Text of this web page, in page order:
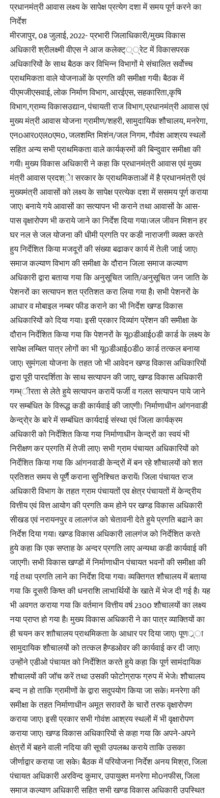
प्रधानमंत्री आवास लक्ष्य के सापेक्ष प्रत्येग दशा में समय पूर्ण करने का
निर्देश
मीरजापुर, 08 जुलाई, 2022- प्रभारी जिलाधिकारी/मुख्य विकास
अधिकारी श्रीलक्ष्मी वीएस ने आज कलेक्ट्््रेट में विकासपरक
अधिकारियों के साथ बैठक कर विभिन्न विभागों मे संचालित सर्वोच्च
प्राथमिकता वाले योजनाओं के प्रगति की समीक्षा गयी। बैठक में
पीएमजीएसवाई, लोक निर्माण विभाग, आरईएस, सहकारिता,कृषि
विभाग,ग्राम्य विकासउद्यान, पंचायती राज विभाग,प्रधानमंत्री आवास एवं
मुख्य मंत्री आवास योजना ग्रामीण/शहरी, सामुदायिक शौचालय, मनरेगा,
एन0आर0एल0एम0, जलशम्ति मिशंन/जल निगम, गौवंश आश्रय स्थलों
सहित अन्य सभी प्राथमिकता वाले कार्यक्रमों की बिन्दुवार समीक्षा की
गयी। मुख्य विकास अधिकारी ने कहा कि प्रधानमंत्री आवास एवं मुख्य
मंत्री आवास प्रदश्ेा सरकार के प्राथमिकताओं में है प्रधानमंत्री एवं
मुख्यमंत्री आवासों को लक्ष्य के सापेक्ष प्रत्येक दशा में ससमय पूर्ण कराया
जाए। बनाये गये आवासों का सत्यापन भी कराने तथा आवासों के आस-
पास वृक्षारोपण भी कराये जाने का निर्देश दिया गया।जल जीवन मिशन हर
घर नल से जल योजना की धीमी प्रगति पर कडी नाराजगी व्यक्त करते
हुय निर्देशित किया मजदूरों की संख्या बढाकर कार्य में तेली जाई जाए।
समाज कल्याण विभाग की समीक्षा के दौरान जिला समाज कल्याण
अधिकारी द्वारा बताया गया कि अनुसूचित जाति/अनुसूचित जन जाति के
पेशनरों का सत्यापन शत प्रतिशत करा लिया गया है। सभी पेशनरों के
आधार व मोबाइल नम्बर फीड कराने का भी निर्देश खण्ड विकास
अधिकारियों को दिया गया। इसी प्रकार दिव्यांग प्रेंशन की समीक्षा के
दौरान निर्देशित किया गया कि पेशनरों के यू0डीआई0डी कार्ड के लक्ष्य के
सापेक्ष लम्बित पात्र लोगों का भी यू0डीआई0डी0 कार्ड तत्कल बनाया
जाए। सुमंगला योजना के तहत जो भी आवेदन खण्ड विकास अधिकारियों
द्वारा पूरी पारदर्शिता के साथ सत्यापन की जाए, खण्ड विकास अधिकारी
गम्भ्ीरता से लेते हुये सत्यापन करायें फर्जी व गलत सत्यापन पाये जाने
पर सम्बंधित के विरूद्ध कडी कार्यवाई की जाएगी। निर्माणाधीन आंगनवाडी
केन्द्रो्र के बारे में सम्बंधित कार्यदाई संस्था एवं जिला कार्यक्रम
अधिकारी को निर्देशित किया गया निर्माणाधीन केन्द्रों का स्वयं भी
निरीक्षण कर प्रगति में तेजी लाए। सभी ग्राम पंचायत अधिकारियों को
निर्देशित किया गया कि आंगनवाडी केन्द्रों में बन रहे शौचालयों को शत
प्रतिशत समय से पूर्णै कराना सुनिश्चित करायें। जिला पंचायत राज
अधिकारी विभाग के तहत ग्राम पंचायतों एव क्षेत्र पंचायतों में केन्द्रीय
वित्तीय एवं वित्त आयोग की प्रगति कम होने पर खण्ड विकास अधिकारी
सीखड एवं नरायनपुर व लालगंज को चेतावनी देते हुये प्रगति बढाने का
निर्देश दिया गया। खण्ड विकास अधिकारी लालगंज को निर्देशित करते
हुये कहा कि एक सप्ताह के अन्दर प्रगति लाए अन्यथा कडी कार्यवाई की
जाएगी। सभी विकास खण्डों में निर्माणाधीन पंचायत भवनों की समीक्षा की
गई तथा प्रगति लाने का निर्देश दिया गया। व्यक्तिगत शौचालय में बताया
गया कि दूसरी किष्त की धनराशि लाभार्थियों के खाते में भेज दी गई है। यह
भी अवगत कराया गया कि वर्तमान वित्तीय वर्ष 2300 शौचालयों का लक्ष्य
नया प्राप्त हो गया है। मुख्य विकास अधिकारी ने का पात्र व्याक्तियों का
ही चयन कर शाौचालय प्राथमिकता के आधार पर दिया जाए। पूणर््ा
सामुदायिक शौचालयों को तत्कल हैण्डओवर की कार्यवाई कर दी जाए।
उन्होंने एडीओ पंचायत को निर्देशित करते हुये कहा कि पूर्ण सामंदायिक
शौचालयों की जाॅच करें तथा उसकी फोटोग्राफ ग्रुप में भेजे। शौचालय
बन्द न हो ताकि ग्रामीणों के द्वारा सदुपयोग किया जा सके। मनरेगा की
समीक्षा के तहत निर्माणाधीन अमूत सरावरों के चारों तरफ वृक्षारोपण
कराया जाए। इसी प्रकार सभी गोवंश आश्रय स्थलों में भी वृक्षारोपण
कराया जाए। खण्ड विकास अधिकारियों से कहा गया कि अपने-अपने
क्षेत्रों में बहने वाली नदिया की सूची उपलब्ध कराये ताकि उसका
जीर्णाद्वार कराया जा सके। बैठक में परियोजना निर्देश अनय मिश्रा, जिला
पंचायत अधिकारी अरविन्द कुमार, उपायुक्त मनरेगा मो0नफीस, जिला
समाज कल्याण अधिकारी सहित सभी खण्ड विकास अधिकारी उपस्थित